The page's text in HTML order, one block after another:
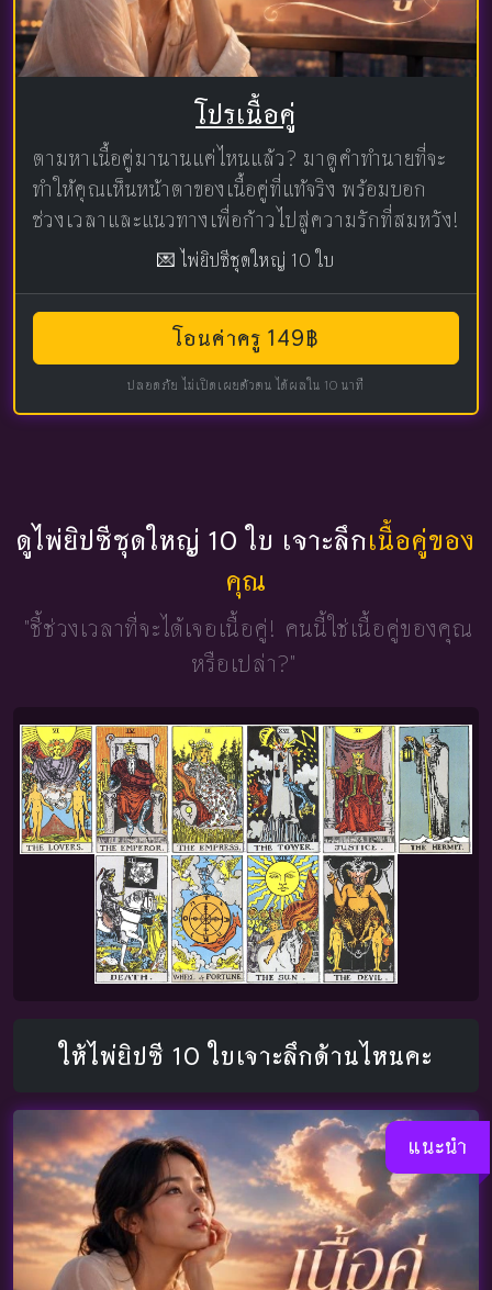
โปรเนื้อคู่
ตามหาเนื้อคู่มานานแค่ไหนแล้ว? มาดูคำทำนายที่จะ
ทำให้คุณเห็นหน้าตาของเนื้อคู่ที่แท้จริง พร้อมบอก
ช่วงเวลาและแนวทางเพื่อก้าวไปสู่ความรักที่สมหวัง!
💌 ไพ่ยิปซีชุดใหญ่ 10 ใบ
โอนค่าครู 149฿
ปลอดภัย ไม่เปิดเผยตัวตน ได้ผลใน 10 นาที
ดูไพ่ยิปซีชุดใหญ่ 10 ใบ เจาะลึกเนื้อคู่ของ
คุณ
"ชี้ช่วงเวลาที่จะได้เจอเนื้อคู่! คนนี้ใช่เนื้อคู่ของคุณ
หรือเปล่า?"
ให้ไพ่ยิปซี 10 ใบเจาะลึกด้านไหนคะ
แนะนำ